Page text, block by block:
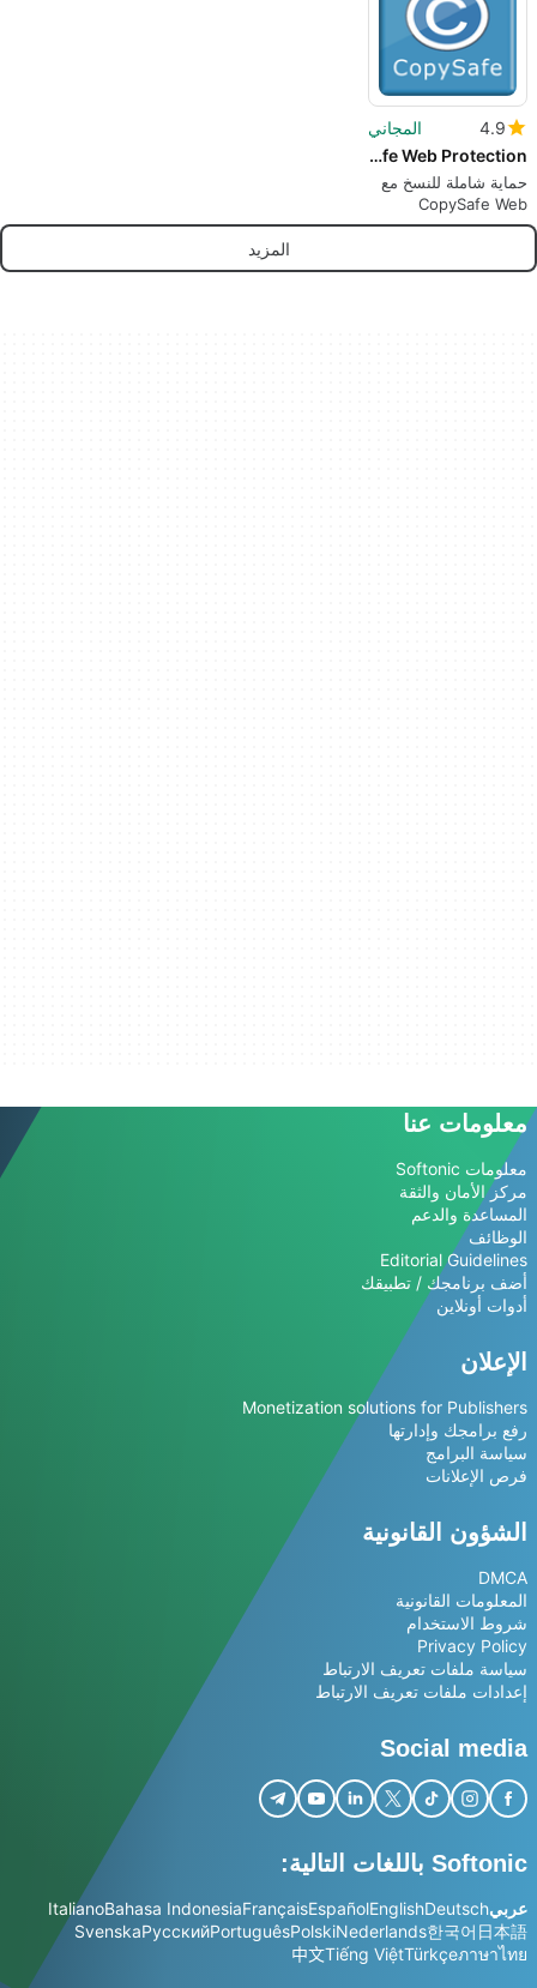
4.9
المجاني
CopySafe Web Protection
حماية شاملة للنسخ مع
CopySafe Web
المزيد
معلومات عنا
معلومات Softonic
مركز الأمان والثقة
المساعدة والدعم
الوظائف
Editorial Guidelines
أضف برنامجك / تطبيقك
أدوات أونلاين
الإعلان
Monetization solutions for Publishers
رفع برامجك وإدارتها
سياسة البرامج
فرص الإعلانات
الشؤون القانونية
DMCA
المعلومات القانونية
شروط الاستخدام
Privacy Policy
سياسة ملفات تعريف الارتباط
إعدادات ملفات تعريف الارتباط
Social media
Softonic باللغات التالية:
عربيDeutsch
English
Español
Français
Bahasa Indonesia
Italiano
日本語
한국어
Nederlands
Polski
Português
Русский
Svenska
ภาษาไทย
Türkçe
Tiếng Việt
中文